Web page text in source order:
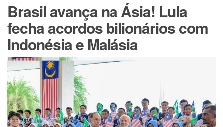
Brasil avança na Ásia! Lula
fecha acordos bilionários com
Indonésia e Malásia